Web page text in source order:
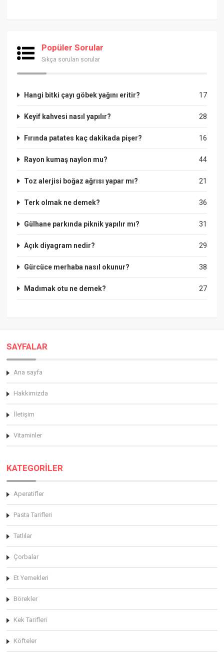
Popüler Sorular
Sıkça sorulan sorular
17
Hangi bitki çayı göbek yağını eritir?
28
Keyif kahvesi nasıl yapılır?
16
Fırında patates kaç dakikada pişer?
44
Rayon kumaş naylon mu?
21
Toz alerjisi boğaz ağrısı yapar mı?
36
Terk olmak ne demek?
31
Gülhane parkında piknik yapılır mı?
29
Açık diyagram nedir?
38
Gürcüce merhaba nasıl okunur?
27
Madımak otu ne demek?
SAYFALAR
Ana sayfa
Hakkimizda
İletişim
Vitaminler
KATEGORİLER
Aperatifler
Pasta Tarifleri
Tatlılar
Çorbalar
Et Yemekleri
Börekler
Kek Tarifleri
Köfteler